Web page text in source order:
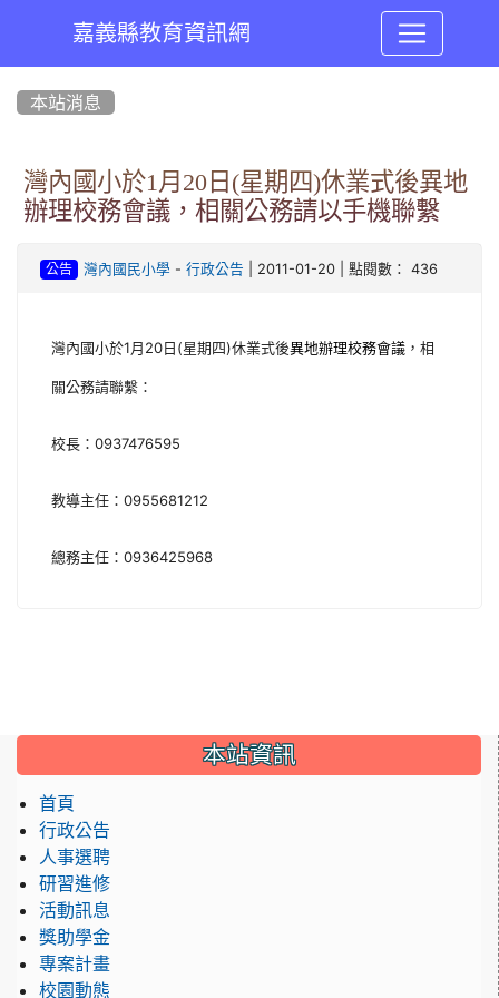
嘉義縣教育資訊網
本站消息
灣內國小於1月20日(星期四)休業式後異地
辦理校務會議，相關公務請以手機聯繫
公告 灣內國民小學- 行政公告 | 2011-01-20 | 點閱數： 436
灣內國小於1月20日(星期四)休業式後異地辦理校務會議 ，相
關公務請聯繫：
校長：0937476595
教導主任：0955681212
總務主任：0936425968
::: 本站資訊
首頁
行政公告
人事選聘
研習進修
活動訊息
獎助學金
專案計畫
校園動態